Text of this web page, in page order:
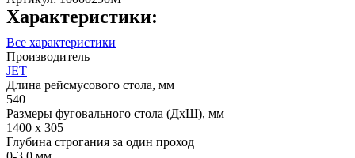
Характеристики:
Все характеристики
Производитель
JET
Длина рейсмусового стола, мм
540
Размеры фуговального стола (ДхШ), мм
1400 x 305
Глубина строгания за один проход